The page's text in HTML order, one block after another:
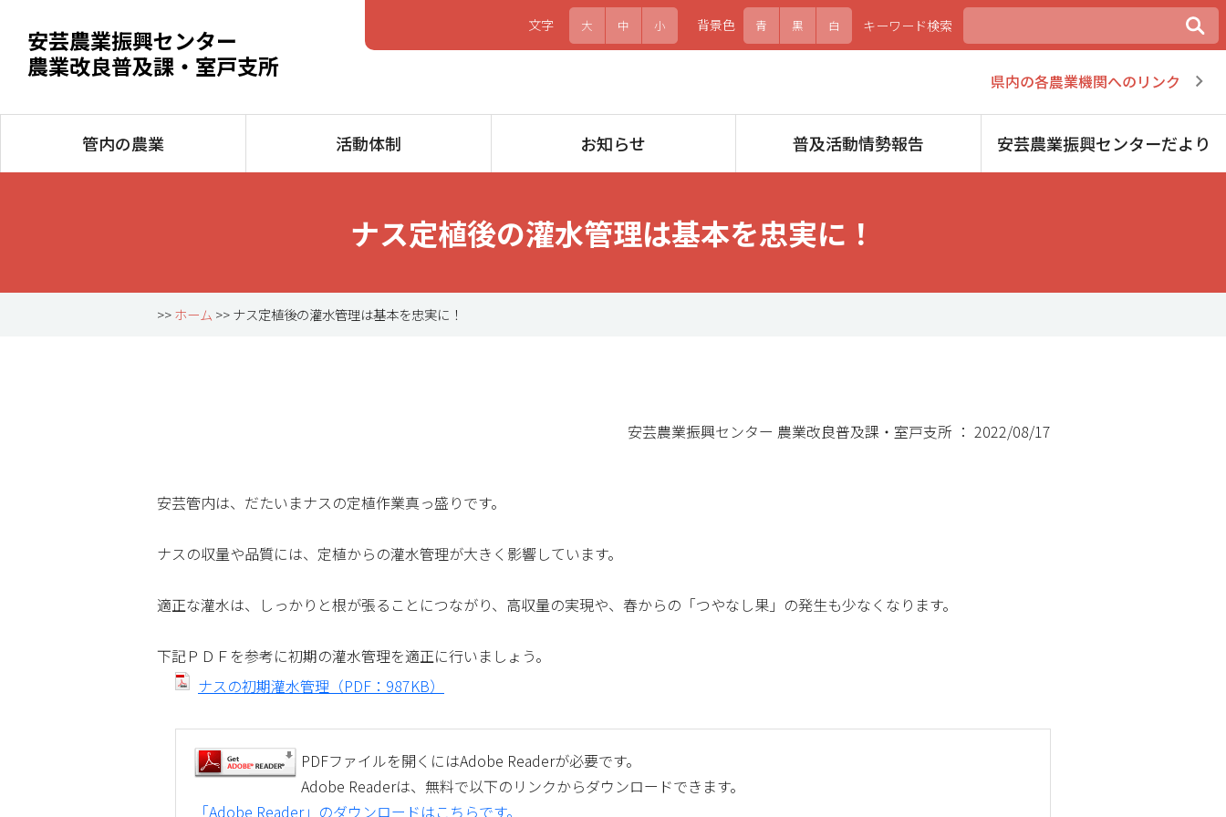
安芸農業振興センター
農業改良普及課・室戸支所
キーワード検索
背景色 青 黒 白
文字 大 中 小
県内の各農業機関へのリンク
管内の農業 活動体制 お知らせ 普及活動情勢報告 安芸農業振興センターだより
ナス定植後の灌水管理は基本を忠実に！
>>ホーム >> ナス定植後の灌水管理は基本を忠実に！
安芸農業振興センター 農業改良普及課・室戸支所 ： 2022/08/17
安芸管内は、だたいまナスの定植作業真っ盛りです。
ナスの収量や品質には、定植からの灌水管理が大きく影響しています。
適正な灌水は、しっかりと根が張ることにつながり、高収量の実現や、春からの「つやなし果」の発生も少なくなります。
下記ＰＤＦを参考に初期の灌水管理を適正に行いましょう。
ナスの初期灌水管理（PDF：987KB）
PDFファイルを開くにはAdobe Readerが必要です。
Adobe Readerは、無料で以下のリンクからダウンロードできます。
「Adobe Reader」のダウンロードはこちらです。